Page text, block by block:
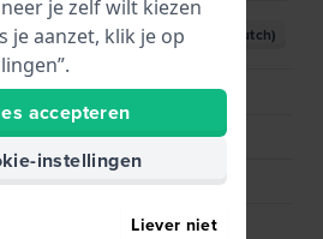
Download handleiding (Dutch)
ETA
Ja
Analoog
je zelf wilt kiezen
je aanzet, klik je op
accepteren
instellingen
Liever niet